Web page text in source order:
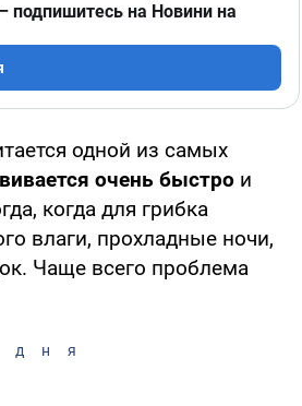
подпишитесь на Новини на
одной из самых
очень быстро и
когда для грибка
влаги, прохладные ночи,
Чаще всего проблема
дня